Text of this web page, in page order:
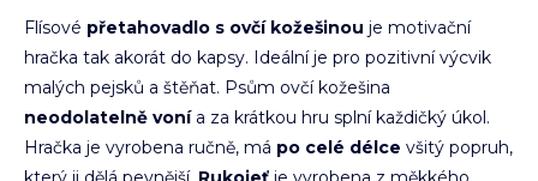
Flísové přetahovadlo s ovčí kožešinou je motivační
hračka tak akorát do kapsy. Ideální je pro pozitivní výcvik
malých pejsků a štěňat. Psům ovčí kožešina
neodolatelně vonía za krátkou hru splní každičký úkol.
Hračka je vyrobena ručně, má po celé délce všitý popruh,